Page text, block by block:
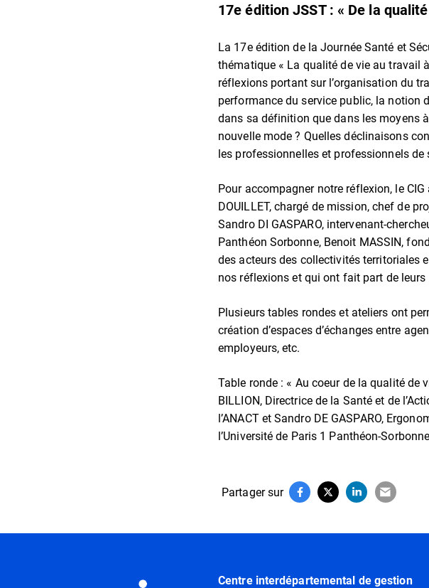
17e édition JSST : « De la
La 17e édition de la Journée Santé et
thématique « La qualité de vie au travail
réflexions portant sur l’organisation du
performance du service public, la notion
dans sa définition que dans les moyens
nouvelle mode ? Quelles déclinaisons
les professionnelles et professionnels
Pour accompagner notre réflexion, le
DOUILLET, chargé de mission, chef de
Sandro DI GASPARO, intervenant-
Panthéon Sorbonne, Benoit MASSIN,
des acteurs des collectivités territoriales
nos réflexions et qui ont fait part de leurs
Plusieurs tables rondes et ateliers ont
création d’espaces d’échanges entre
employeurs, etc.
Table ronde : « Au coeur de la qualité de
BILLION, Directrice de la Santé et de
l’ANACT et Sandro DE GASPARO,
l’Université de Paris 1 Panthéon-
Partager sur Partager sur Facebook
(ouverture dans un nouvel
Partager sur X
(ouverture dans un
Partager sur
(ouverturePartager
Informations utiles Centre interdépartemental de gestion